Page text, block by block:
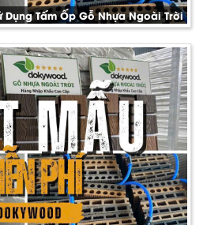
Dụng Tấm Ốp Gỗ Nhựa Ngoài Trời